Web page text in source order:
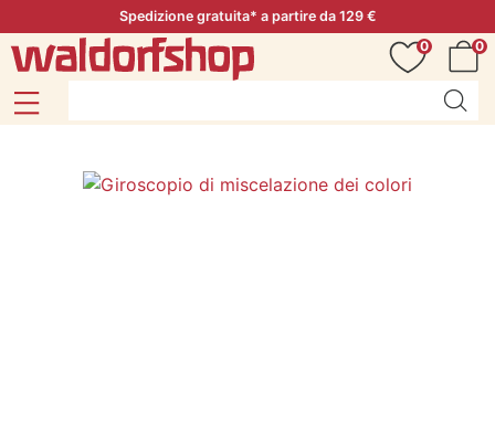
Spedizione gratuita* a partire da 129 €
0
0